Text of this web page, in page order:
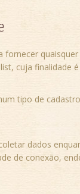
cuja finalidade
tipo de
dados
de conexão,